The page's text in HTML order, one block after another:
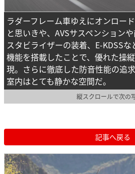
ラダーフレーム車ゆえにオンロー
と思いきや、AVSサスペンション
スタビライザーの装着、E-KDSSな
機能を搭載したことで、優れた操
現。さらに徹底した防音性能の追求
室内はとても静かな空間だ。
縦スクロールで次の
記事へ戻る